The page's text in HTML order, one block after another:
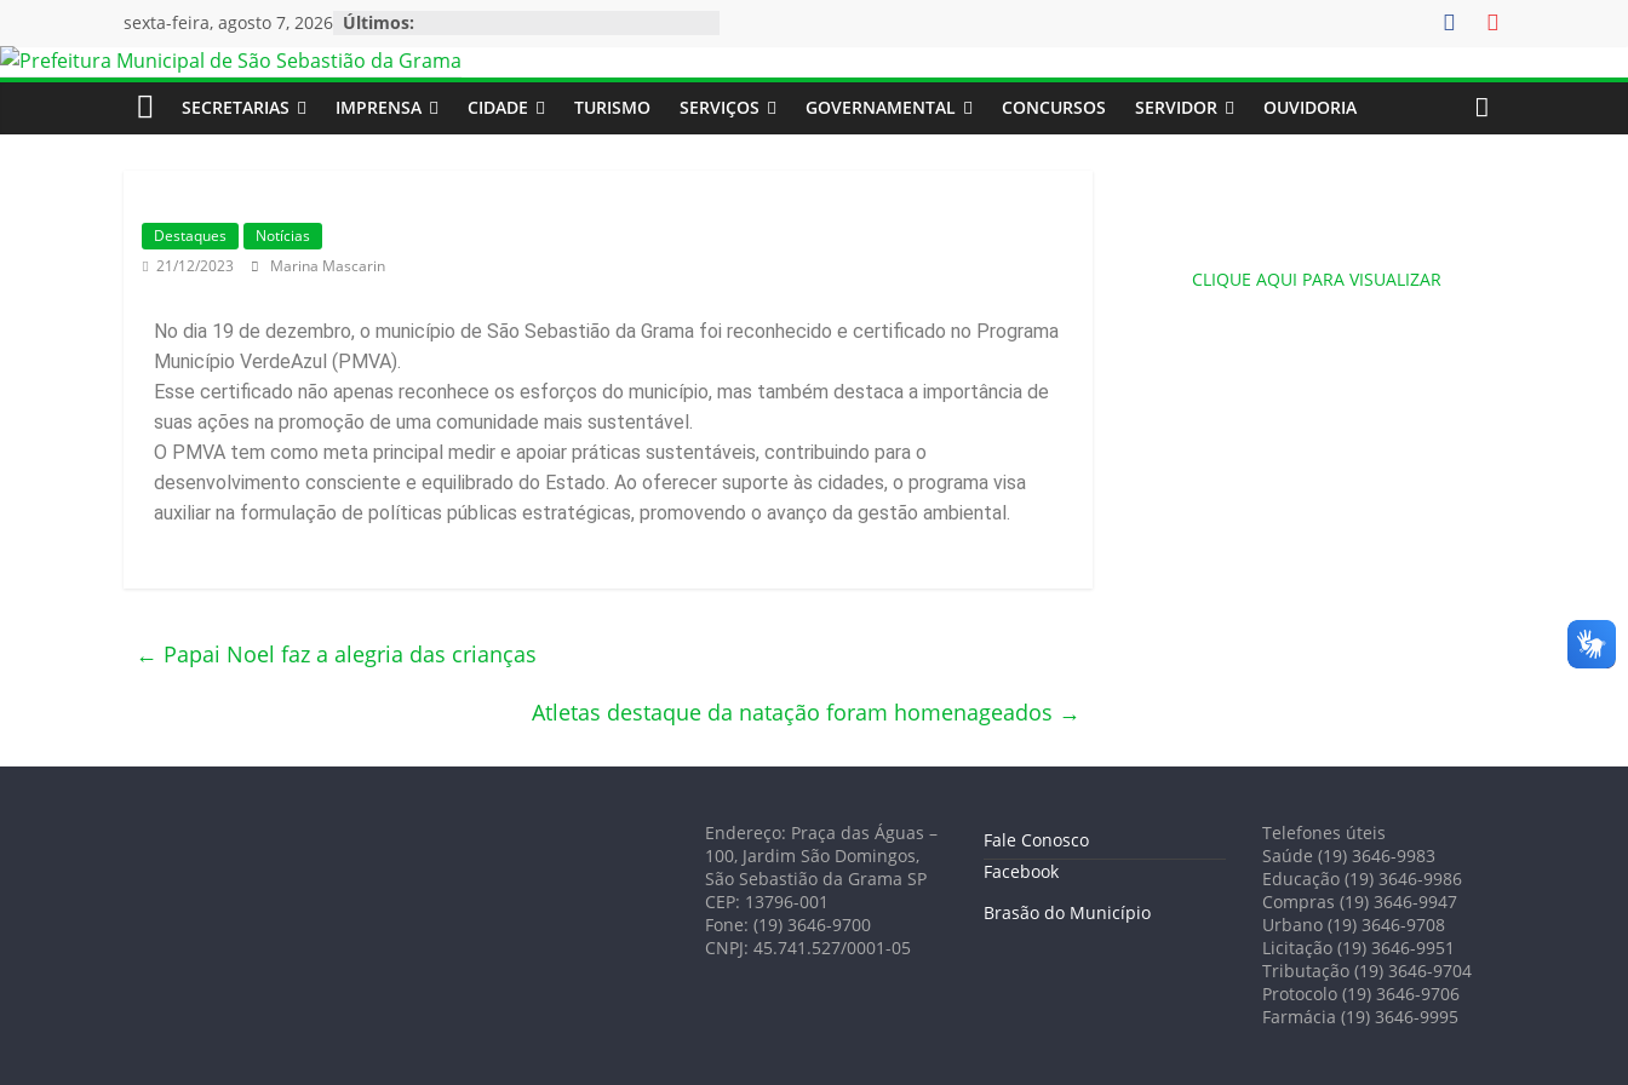
sexta-feira, agosto 7, 2026 Últimos:
SECRETARIAS IMPRENSA CIDADE TURISMO SERVIÇOS GOVERNAMENTAL CONCURSOS SERVIDOR OUVIDORIA
Destaques
Notícias
21/12/2023
Marina Mascarin
No dia 19 de dezembro, o município de São Sebastião da Grama foi reconhecido e certificado no Programa
Município VerdeAzul (PMVA).
Esse certificado não apenas reconhece os esforços do município, mas também destaca a importância de
suas ações na promoção de uma comunidade mais sustentável.
O PMVA tem como meta principal medir e apoiar práticas sustentáveis, contribuindo para o
desenvolvimento consciente e equilibrado do Estado. Ao oferecer suporte às cidades, o programa visa
auxiliar na formulação de políticas públicas estratégicas, promovendo o avanço da gestão ambiental.
← Papai Noel faz a alegria das crianças
Atletas destaque da natação foram homenageados →
CLIQUE AQUI PARA VISUALIZAR
Endereço: Praça das Águas –
100, Jardim São Domingos,
São Sebastião da Grama SP
CEP: 13796-001
Fone: (19) 3646-9700
CNPJ: 45.741.527/0001-05
Fale Conosco
Facebook
Brasão do Município
Telefones úteis
Saúde (19) 3646-9983
Educação (19) 3646-9986
Compras (19) 3646-9947
Urbano (19) 3646-9708
Licitação (19) 3646-9951
Tributação (19) 3646-9704
Protocolo (19) 3646-9706
Farmácia (19) 3646-9995